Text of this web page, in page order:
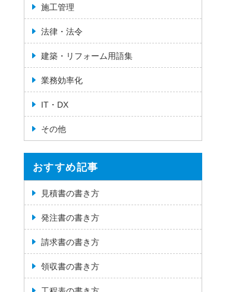
施工管理
法律・法令
建築・リフォーム用語集
業務効率化
IT・DX
その他
おすすめ記事
見積書の書き方
発注書の書き方
請求書の書き方
領収書の書き方